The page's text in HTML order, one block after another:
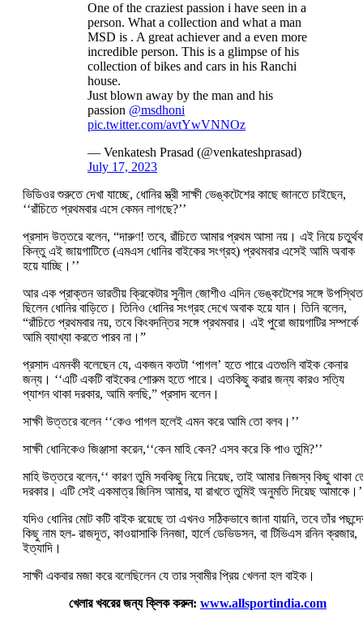
One of the craziest passion i have seen in a
person. What a collection and what a man
MSD is . A great achiever and a even more
incredible person. This is a glimpse of his
collection of bikes and cars in his Ranchi
house.
Just blown away by the man and his
passion @msdhoni
pic.twitter.com/avtYwVNNOz
— Venkatesh Prasad (@venkateshprasad)
July 17, 2023
ভিডিওর শুরুতে দেখা যাচ্ছে, ধোনির স্ত্রী সাক্ষী ভেঙ্কটেশের কাছে জানতে চাইছেন,
‘‘রাঁচিতে প্রথমবার এসে কেমন লাগছে?’’
প্রসাদ উত্তরে বলেন, “দারুণ! তবে, রাঁচিতে আমার প্রথম আসা নয়। এই নিয়ে
কিন্তু এই জায়গাটিতে (এমএস ধোনির বাইকের সংগ্রহ) প্রথমবার এসেই আমি অবাক
হয়ে যাচ্ছি।’’
আর এক প্রাক্তন ভারতীয় ক্রিকেটার সুনীল জোশীও এদিন ভেঙ্কটেশের সঙ্গে উপস্থিত
ছিলেন ধোনির বাড়িতে। তিনিও ধোনির সংগ্রহ দেখে অবাক হয়ে যান। তিনি বলেন,
“রাঁচিতে প্রথমবার নয়, তবে কিংবদন্তির সঙ্গে প্রথমবার। এই পুরো জায়গাটির সম্পর্কে
আমি ব্যাখ্যা করতে পারব না।”
প্রসাদ এমনকী বলেছেন যে, একজন কতটা ‘পাগল’ হতে পারে এতগুলি বাইক কেনার
জন্য। ‘‘এটি একটি বাইকের শোরুম হতে পারে। এতকিছু করার জন্য কারও সত্যি
প্যাশন থাকা দরকার, আমি বলছি,” প্রসাদ বলেন।
সাক্ষী উত্তরে বলেন ‘‘কেও পাগল হলেই এমন করে আমি তো বলব।’’
সাক্ষী ধোনিকেও জিঞ্জাসা করেন,‘‘কেন মাহি কেন? এসব করে কি পাও তুমি?’’
মাহি উত্তরে বলেন,‘‘ কারণ তুমি সবকিছু নিয়ে নিয়েছ, তাই আমার নিজস্ব কিছু থাকা
দরকার। এটি সেই একমাত্র জিনিস আমার, যা রাখতে তুমিই অনুমতি দিয়েছ
যদিও ধোনির মোট কটি বাইক রয়েছে তা এখনও সঠিকভাবে জানা যায়নি, তবে তাঁর
কিছু নাম হল- রাজদূত, কাওয়াসাকি নিনজা, হার্লে ডেভিডসন, বা টিভিএস রনিন ক্রজার,
ইত্যাদি।
সাক্ষী একবার মজা করে বলেছিলেন যে তার স্বামীর প্রিয় খেলনা হল বাইক।
খেলার খবরের জন্য ক্লিক করুন: www.allsportindia.com